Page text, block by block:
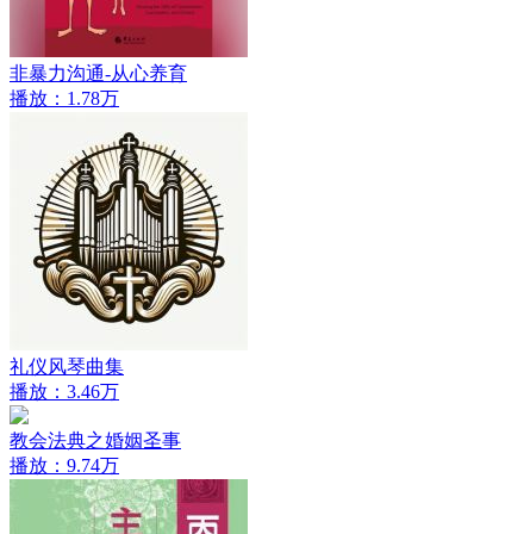
非暴力沟通-从心养育
播放：1.78万
礼仪风琴曲集
播放：3.46万
教会法典之婚姻圣事
播放：9.74万